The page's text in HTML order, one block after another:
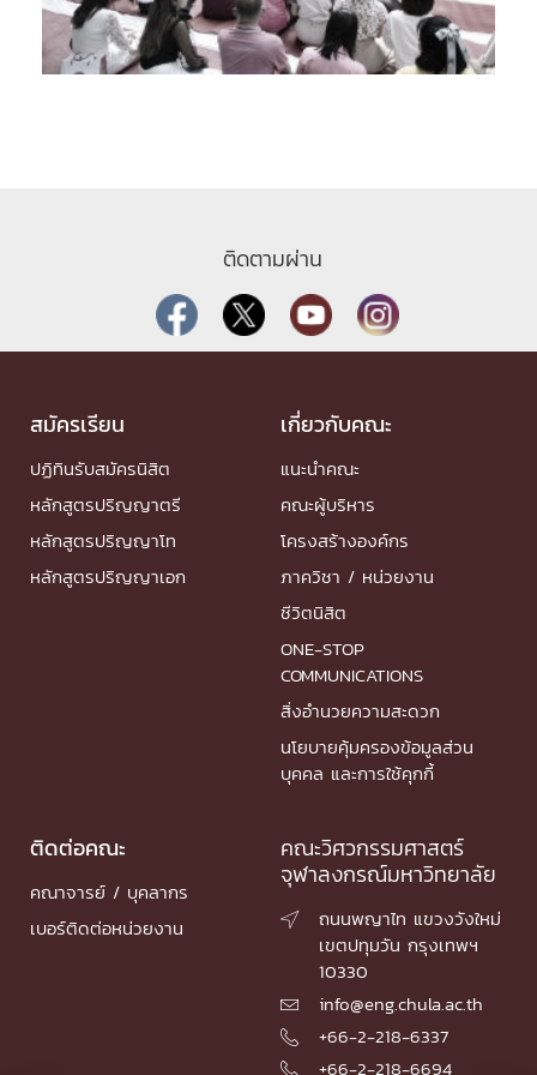
ติดตามผ่าน
สมัครเรียน
ปฏิทินรับสมัครนิสิต
หลักสูตรปริญญาตรี
หลักสูตรปริญญาโท
หลักสูตรปริญญาเอก
เกี่ยวกับคณะ
แนะนำคณะ
คณะผู้บริหาร
โครงสร้างองค์กร
ภาควิชา / หน่วยงาน
ชีวิตนิสิต
ONE-STOP
COMMUNICATIONS
สิ่งอำนวยความสะดวก
นโยบายคุ้มครองข้อมูลส่วน
บุคคล และการใช้คุกกี้
ติดต่อคณะ
คณาจารย์ / บุคลากร
เบอร์ติดต่อหน่วยงาน
คณะวิศวกรรมศาสตร์
จุฬาลงกรณ์มหาวิทยาลัย

ถนนพญาไท แขวงวังใหม่
เขตปทุมวัน กรุงเทพฯ
10330
 info@eng.chula.ac.th
 +66-2-218-6337
 +66-2-218-6694